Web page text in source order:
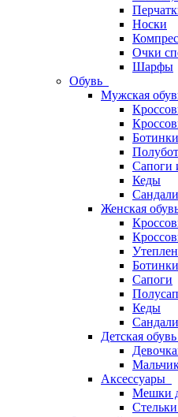
Носки
Очки
Шарфы
Обувь
Мужская
Ботинки
Сапоги
Кеды
Женская
Ботинки
Сапоги
Кеды
Детская обувь
Аксессуары
Мешки